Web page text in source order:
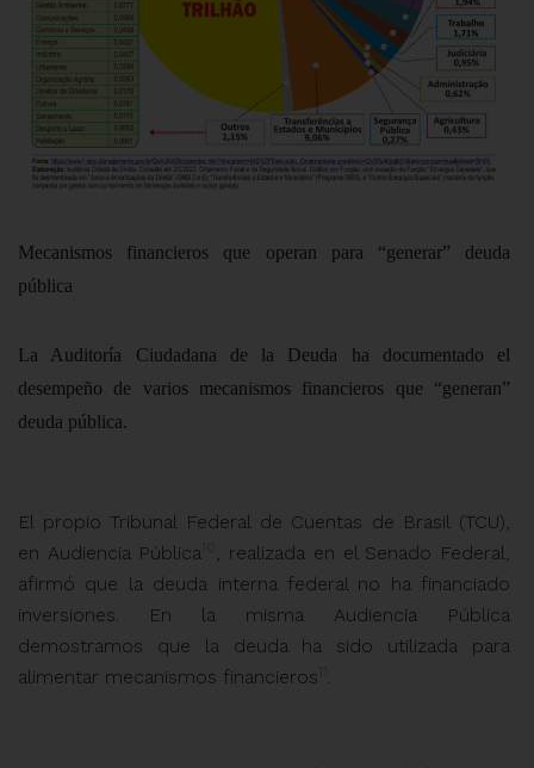
Mecanismos financieros que operan para “generar” deuda
pública
La Auditoría Ciudadana de la Deuda ha documentado el
desempeño de varios mecanismos financieros que “generan”
deuda pública.
El propio Tribunal Federal de Cuentas de Brasil (TCU),
en Audiencia Pública10 , realizada en el Senado Federal,
afirmó que la deuda interna federal no ha financiado
inversiones. En la misma Audiencia Pública
demostramos que la deuda ha sido utilizada para
alimentar mecanismos financieros11.